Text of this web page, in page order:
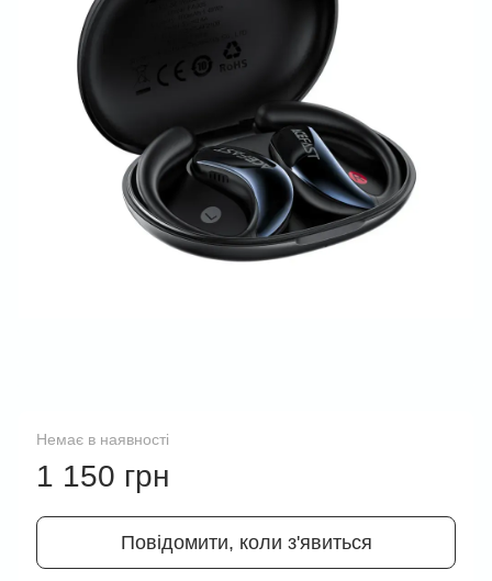
Немає в наявності
1 150 грн
Повідомити, коли з'явиться